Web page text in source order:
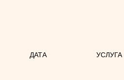
ДАТА УСЛУГА